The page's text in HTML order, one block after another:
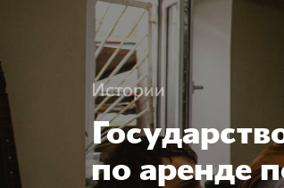
Истории
по аренде